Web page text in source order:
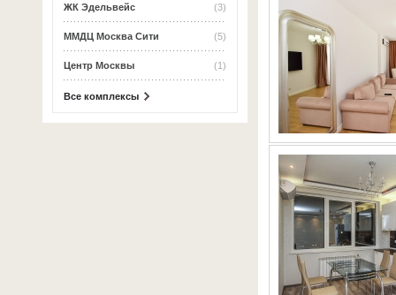
(3)
ЖК Эдельвейс
(5)
ММДЦ Москва Сити
(1)
Центр Москвы
Все комплексы